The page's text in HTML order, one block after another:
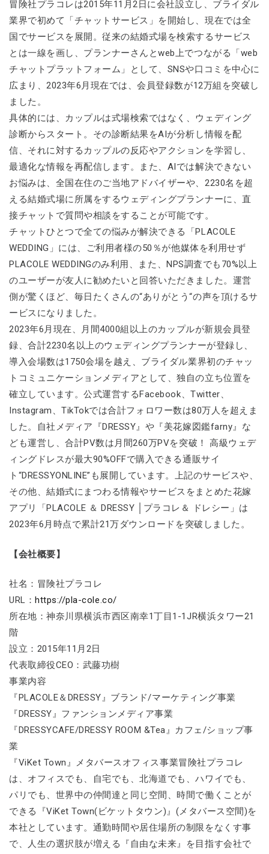
冒険社プラコレは2015年11月2日に会社設立し、ブライダル
業界で初めて「チャットサービス」を開始し、現在では全
国でサービスを展開。従来の結婚式場を検索するサービス
とは一線を画し、プランナーさんとweb上でつながる「web
チャットプラットフォーム」として、SNSや口コミを中心に
広まり、2023年6月現在では、会員登録数が12万組を突破し
ました。
具体的には、カップルは式場検索ではなく、ウェディング
診断からスタート。その診断結果をAIが分析し情報を配
信、それに対するカップルの反応やアクションを学習し、
最適化な情報を再配信します。また、AIでは解決できない
お悩みは、全国在住のご当地アドバイザーや、2230名を超
える結婚式場に所属をするウェディングプランナーに、直
接チャットで質問や相談をすることが可能です。
チャットひとつで全ての悩みが解決できる「PLACOLE
WEDDING」には、ご利用者様の50％が他媒体を利用せず
PLACOLE WEDDINGのみ利用、また、NPS調査でも70%以上
のユーザーが友人に勧めたいと回答いただきました。運営
側が驚くほど、毎日たくさんの“ありがとう“の声を頂けるサ
ービスになりました。
2023年6月現在、月間4000組以上のカップルが新規会員登
録、合計2230名以上のウェディングプランナーが登録し、
導入会場数は1750会場を越え、ブライダル業界初のチャッ
トコミュニケーションメディアとして、独自の立ち位置を
確立しています。公式運営するFacebook、Twitter、
Instagram、TikTokでは合計フォロワー数は80万人を超えま
した。自社メディア『DRESSY』や『美花嫁図鑑farny』な
ども運営し、合計PV数は月間260万PVを突破！ 高級ウェデ
ィングドレスが最大90%OFFで購入できる通販サイ
ト“DRESSYONLINE”も展開しています。上記のサービスや、
その他、結婚式にまつわる情報やサービスをまとめた花嫁
アプリ「PLACOLE ＆ DRESSY │プラコレ＆ ドレシー」は
2023年6月時点で累計21万ダウンロードを突破しました。
【会社概要】
社名：冒険社プラコレ
URL：https://pla-cole.co/
所在地：神奈川県横浜市西区南幸1丁目1-1JR横浜タワー21
階
設立：2015年11月2日
代表取締役CEO：武藤功樹
事業内容
『PLACOLE＆DRESSY』ブランド/マーケティング事業
『DRESSY』ファンションメディア事業
『DRESSYCAFE/DRESSY ROOM &Tea』カフェ/ショップ事
業
『ViKet Town』メタバースオフィス事業冒険社プラコレ
は、オフィスでも、自宅でも、北海道でも、ハワイでも、
パリでも、世界中の仲間達と同じ空間、時間で働くことが
できる『ViKet Town(ビケットタウン)』(メタバース空間)を
本社としています。通勤時間や居住場所の制限をなくす事
で、人生の選択肢が増える『自由な未来』を目指す会社で